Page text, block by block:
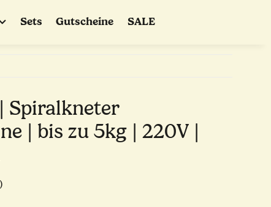
Sets Gutscheine SALE
Spiralkneter
| bis zu 5kg | 220V |